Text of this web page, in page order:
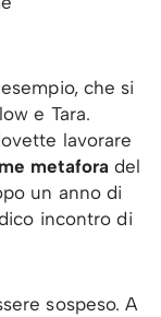
che si
e Tara.
lavorare
metafora del
un anno di
incontro di
sospeso. A